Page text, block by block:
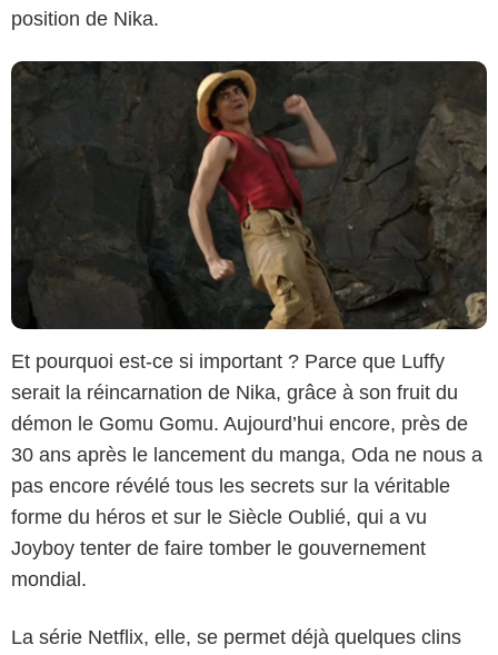
position de Nika.
Et pourquoi est-ce si important ? Parce que Luffy
serait la réincarnation de Nika, grâce à son fruit du
démon le Gomu Gomu. Aujourd’hui encore, près de
30 ans après le lancement du manga, Oda ne nous a
pas encore révélé tous les secrets sur la véritable
forme du héros et sur le Siècle Oublié, qui a vu
Joyboy tenter de faire tomber le gouvernement
mondial.
La série Netflix, elle, se permet déjà quelques clins